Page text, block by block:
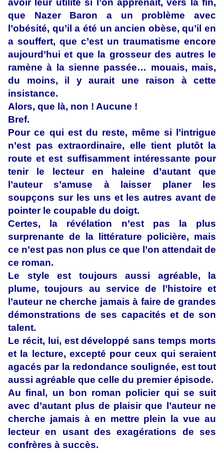
avoir leur utilité si l’on apprenait, vers la fin,
que Nazer Baron a un problème avec
l’obésité, qu’il a été un ancien obèse, qu’il en
a souffert, que c’est un traumatisme encore
aujourd’hui et que la grosseur des autres le
ramène à la sienne passée… mouais, mais,
du moins, il y aurait une raison à cette
insistance.
Alors, que là, non ! Aucune !
Bref.
Pour ce qui est du reste, même si l’intrigue
n’est pas extraordinaire, elle tient plutôt la
route et est suffisamment intéressante pour
tenir le lecteur en haleine d’autant que
l’auteur s’amuse à laisser planer les
soupçons sur les uns et les autres avant de
pointer le coupable du doigt.
Certes, la révélation n’est pas la plus
surprenante de la littérature policière, mais
ce n’est pas non plus ce que l’on attendait de
ce roman.
Le style est toujours aussi agréable, la
plume, toujours au service de l’histoire et
l’auteur ne cherche jamais à faire de grandes
démonstrations de ses capacités et de son
talent.
Le récit, lui, est développé sans temps morts
et la lecture, excepté pour ceux qui seraient
agacés par la redondance soulignée, est tout
aussi agréable que celle du premier épisode.
Au final, un bon roman policier qui se suit
avec d’autant plus de plaisir que l’auteur ne
cherche jamais à en mettre plein la vue au
lecteur en usant des exagérations de ses
confrères à succès.